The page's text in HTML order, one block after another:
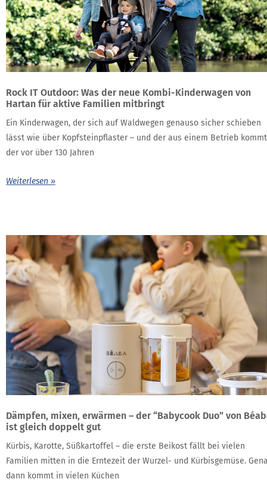
Rock IT Outdoor: Was der neue Kombi-Kinderwagen von
Hartan für aktive Familien mitbringt
Ein Kinderwagen, der sich auf Waldwegen genauso sicher schieben
lässt wie über Kopfsteinpflaster – und der aus einem Betrieb
der vor über 130 Jahren
Weiterlesen »
Dämpfen, mixen, erwärmen – der “Babycook Duo” von
ist gleich doppelt gut
Kürbis, Karotte, Süßkartoffel – die erste Beikost fällt bei vielen
Familien mitten in die Erntezeit der Wurzel- und Kürbisgemüse.
dann kommt in vielen Küchen